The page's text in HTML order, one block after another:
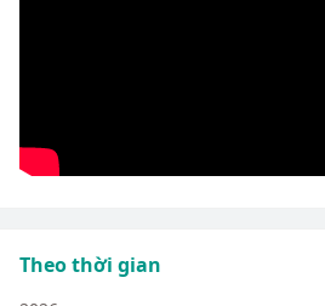
Theo thời gian